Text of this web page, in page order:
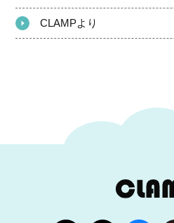
CLAMPより